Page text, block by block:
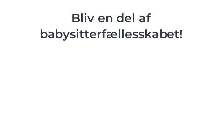
Bliv en del af
babysitterfællesskabet!